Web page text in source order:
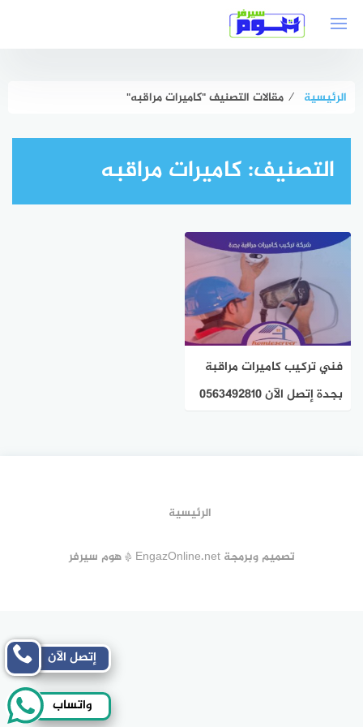
الرئيسية ⁄ مقالات التصنيف "كاميرات مراقبه"
التصنيف:كاميرات مراقبه
فني تركيب كاميرات مراقبة
بجدة إتصل الآن 0563492810
الرئيسية
تصميم وبرمجة EngazOnline.net * هوم سيرفر
إتصل الآن
واتساب